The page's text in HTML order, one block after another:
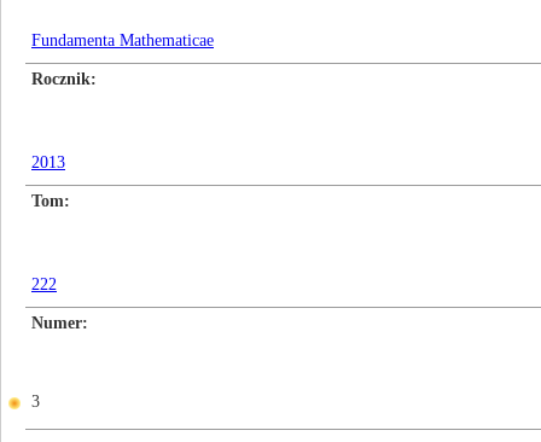
Fundamenta Mathematicae
Rocznik
2013
Tom
222
Numer
3